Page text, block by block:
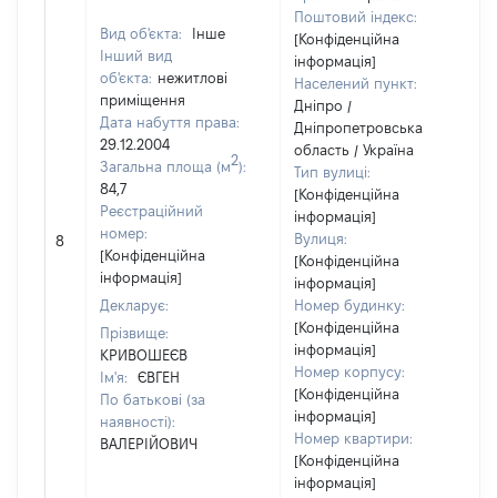
8
Вид об'єкта:
Інше
Інший вид
об'єкта: нежитлові
приміщення
Дата набуття права:
29.12.2004
Загальна площа (м2):
84,7
Реєстраційний
номер:
[Конфіденційна
інформація]
Декларує:
Прізвище:
КРИВОШЕЄВ
Ім'я:
ЄВГЕН
По батькові (за
наявності):
ВАЛЕРІЙОВИЧ
Поштовий індекс:
[Конфіденційна
інформація]
Населений пункт:
Дніпро /
Дніпропетровська
область / Україна
Тип вулиці:
[Конфіденційна
інформація]
Вулиця:
[Конфіденційна
інформація]
Номер будинку:
[Конфіденційна
інформація]
Номер корпусу:
[Конфіденційна
інформація]
Номер квартири:
[Конфіденційна
інформація]